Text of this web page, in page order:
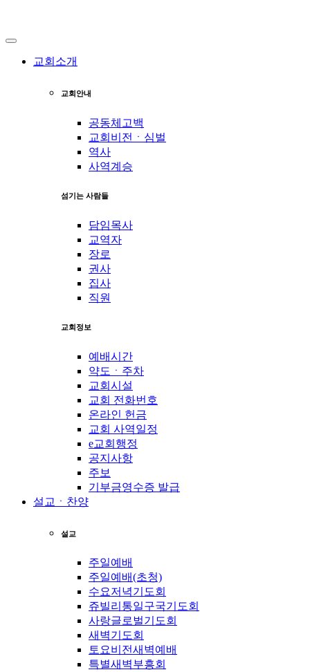
교회소개
교회안내
공동체고백
교회비전ㆍ심벌
역사
사역계승
섬기는 사람들
담임목사
교역자
장로
권사
집사
직원
교회정보
예배시간
약도ㆍ주차
교회시설
교회 전화번호
온라인 헌금
교회 사역일정
e교회행정
공지사항
주보
기부금영수증 발급
설교ㆍ찬양
설교
주일예배
주일예배(초청)
수요저녁기도회
쥬빌리통일구국기도회
사랑글로벌기도회
새벽기도회
토요비전새벽예배
특별새벽부흥회